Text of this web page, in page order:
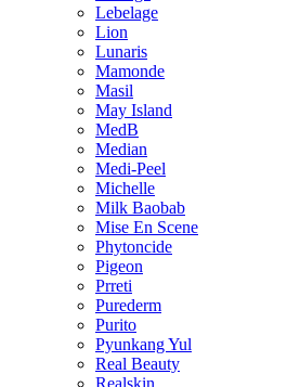
Lebelage
Lion
Lunaris
Mamonde
Masil
May Island
MedB
Median
Medi-Peel
Michelle
Milk Baobab
Mise En Scene
Phytoncide
Pigeon
Prreti
Purederm
Purito
Pyunkang Yul
Real Beauty
Realskin